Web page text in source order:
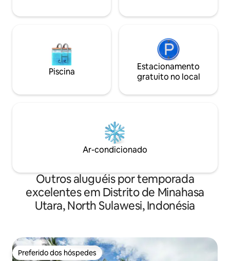
Piscina
Estacionamento
gratuito no local
Ar-condicionado
Outros aluguéis por temporada
excelentes em Distrito de Minahasa
Utara, North Sulawesi, Indonésia
Preferido dos hóspedes
Preferido dos hóspedes